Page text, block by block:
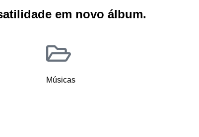
em novo álbum.
Músicas